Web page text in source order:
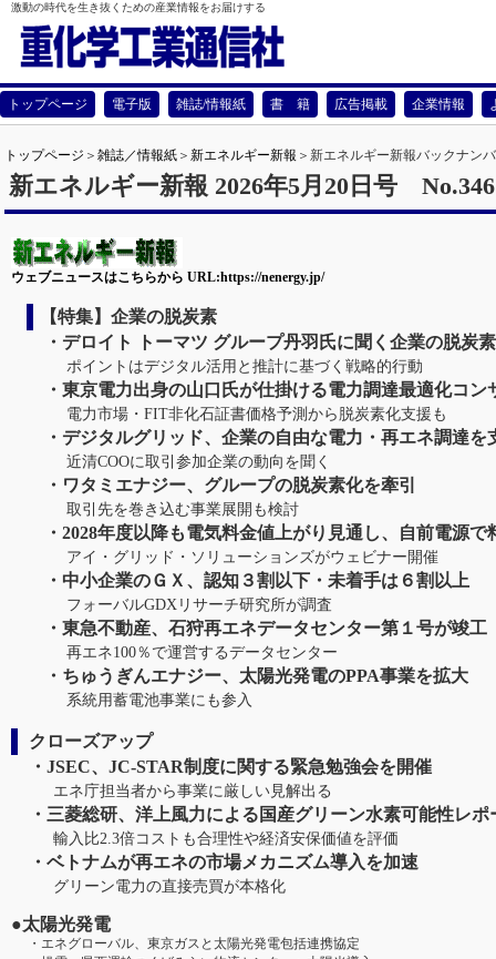
激動の時代を生き抜くための産業情報をお届けする
トップページ
電子版
雑誌/情報紙
書 籍
広告掲載
企業情報
トップページ ＞ 雑誌／情報紙 ＞ 新エネルギー新報 ＞新エネルギー新報バックナン
新エネルギー新報 2026年5月20日号
ウェブニュースはこちらから URL:https://nenergy.jp/
【特集】企業の脱炭素
・デロイト トーマツ グループ丹羽氏に聞く企業の脱炭
ポイントはデジタル活用と推計に基づく戦略的行動
・東京電力出身の山口氏が仕掛ける電力調達最適化コン
電力市場・FIT非化石証書価格予測から脱炭素化支援も
・デジタルグリッド、企業の自由な電力・再エネ調達を
近清COOに取引参加企業の動向を聞く
・ワタミエナジー、グループの脱炭素化を牽引
取引先を巻き込む事業展開も検討
・2028年度以降も電気料金値上がり見通し、自前電源で
アイ・グリッド・ソリューションズがウェビナー開催
・中小企業のＧＸ、認知３割以下・未着手は６割以上
フォーバルGDXリサーチ研究所が調査
・東急不動産、石狩再エネデータセンター第１号が竣工
再エネ100％で運営するデータセンター
・ちゅうぎんエナジー、太陽光発電のPPA事業を拡大
系統用蓄電池事業にも参入
クローズアップ
・JSEC、JC-STAR制度に関する緊急勉強会を開催
エネ庁担当者から事業に厳しい見解出る
・三菱総研、洋上風力による国産グリーン水素可能性レポ
輸入比2.3倍コストも合理性や経済安保価値を評価
・ベトナムが再エネの市場メカニズム導入を加速
グリーン電力の直接売買が本格化
●太陽光発電
・エネグローバル、東京ガスと太陽光発電包括連携協定